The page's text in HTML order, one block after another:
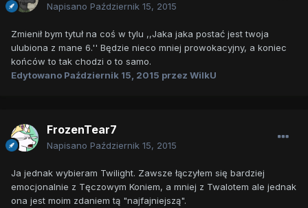
Napisano Październik 15, 2015
Zmienił bym tytuł na coś w tylu ,,Jaka jaka postać jest twoja
ulubiona z mane 6.'' Będzie nieco mniej prowokacyjny, a koniec
końców to tak chodzi o to samo.
Edytowano Październik 15, 2015 przez WilkU
FrozenTear7
Napisano Październik 15, 2015
Ja jednak wybieram Twilight. Zawsze łączyłem się bardziej
emocjonalnie z Tęczowym Koniem, a mniej z Twalotem ale jednak
ona jest moim zdaniem tą "najfajniejszą".